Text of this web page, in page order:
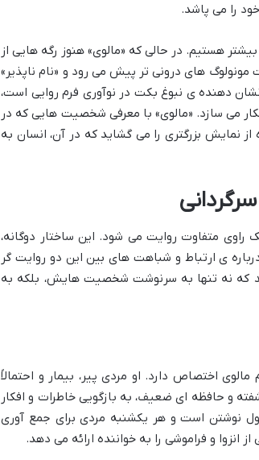
را می پاشد.
هستیم. در حالی که «مالوی» هنوز رگه هایی از
های درونی تر پیش می رود و «نام ناپذیر»
نشان دهنده ی نبوغ بکت در نوآوری فرم روایی است،
می سازد. «مالوی» با معرفی شخصیت هایی که در
نمایش بزرگتری را می گشاید که در آن، انسان به
متفاوت روایت می شود. این ساختار دوگانه،
ی ارتباط و شباهت های بین این دو روایت گر
که نه تنها به سرنوشت شخصیت هایش، بلکه به
اختصاص دارد. او مردی پیر، بیمار و احتمالاً
و حافظه ای ضعیف، به بازگویی خاطرات و افکار
نوشتن است و هر یکشنبه مردی برای جمع آوری
و فراموشی را به خواننده ارائه می دهد.